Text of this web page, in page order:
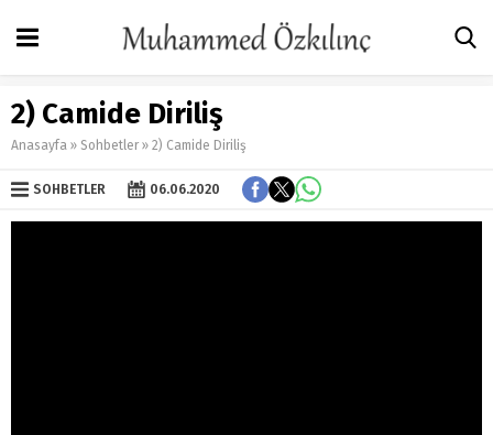
2) Camide Diriliş
Anasayfa » Sohbetler » 2) Camide Diriliş
SOHBETLER 06.06.2020